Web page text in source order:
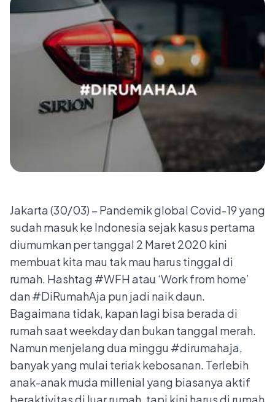
Jakarta (30/03) – Pandemik global Covid-19 yang
sudah masuk ke Indonesia sejak kasus pertama
diumumkan per tanggal 2 Maret 2020 kini
membuat kita mau tak mau harus tinggal di
rumah. Hashtag #WFH atau ‘Work from home’
dan #DiRumahAja pun jadi naik daun.
Bagaimana tidak, kapan lagi bisa berada di
rumah saat weekday dan bukan tanggal merah.
Namun menjelang dua minggu #dirumahaja,
banyak yang mulai teriak kebosanan. Terlebih
anak-anak muda millenial yang biasanya aktif